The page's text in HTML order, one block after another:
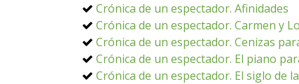
Crónica de un espectador. Afinidades
Crónica de un espectador. Carmen y
Crónica de un espectador. Cenizas
Crónica de un espectador. El piano
Crónica de un espectador. El siglo de